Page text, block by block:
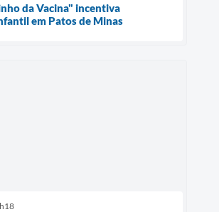
da Vacina" incentiva
em Patos de Minas